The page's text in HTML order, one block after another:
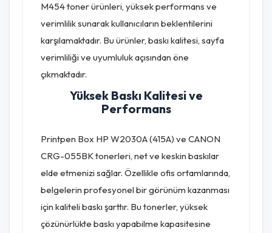
M454 toner ürünleri, yüksek performans ve
verimlilik sunarak kullanıcıların beklentilerini
karşılamaktadır. Bu ürünler, baskı kalitesi, sayfa
verimliliği ve uyumluluk açısından öne
çıkmaktadır.
Yüksek Baskı Kalitesi ve
Performans
Printpen Box HP W2030A (415A) ve CANON
CRG-055BK tonerleri, net ve keskin baskılar
elde etmenizi sağlar. Özellikle ofis ortamlarında,
belgelerin profesyonel bir görünüm kazanması
için kaliteli baskı şarttır. Bu tonerler, yüksek
çözünürlükte baskı yapabilme kapasitesine